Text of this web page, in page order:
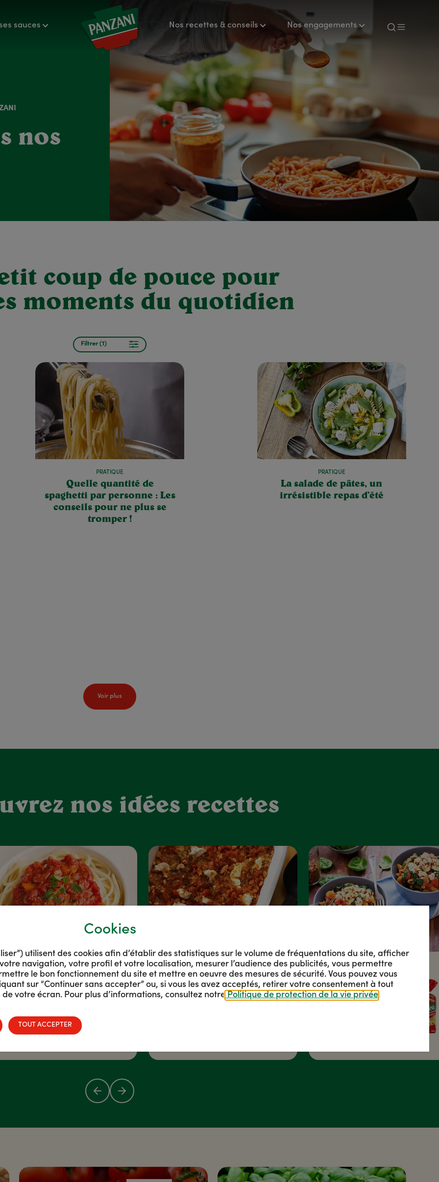
sauces Nos recettes & conseils Nos engagements
nos
coup de pouce pour
moments du quotidien
Filtrer (1)
PRATIQUE
Quelle quantité de
spaghetti par personne : Les
conseils pour ne plus se
tromper !
PRATIQUE
La salade de pâtes, un
irrésistible repas d’été
Voir plus
nos idées recettes
à la
- 15 MIN
Crumble de
chèvre à la sauce
Penne Poulet
Cookies
utilisent des cookies afin d’établir des statistiques sur le volume de fréquentations du site, afficher
navigation, votre profil et votre localisation, mesurer l’audience des publicités, vous permettre
le bon fonctionnement du site et mettre en oeuvre des mesures de sécurité. Vous pouvez vous
sur “Continuer sans accepter” ou, si vous les avez acceptés, retirer votre consentement à tout
votre écran. Pour plus d’informations, consultez notre Politique de protection de la vie privée.
TOUT ACCEPTER